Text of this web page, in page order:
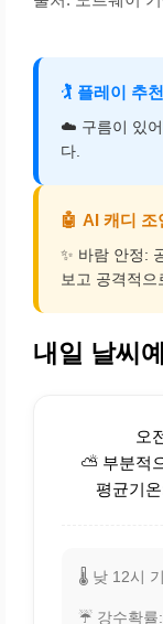
🏌️ 플레이 추천
☁️ 구름이 있어
다.
🤖 AI 캐디 조
✨ 바람 안정:
보고 공격적으
내일 날씨
오
⛅ 부분적
평균기
🌡️ 낮 12시
☔ 강수확률: